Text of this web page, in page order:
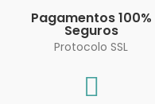
Pagamentos 100%
Seguros
Protocolo SSL